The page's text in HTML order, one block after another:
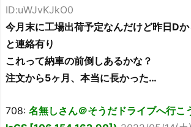
ID:uWJvKJkO0
今月末に工場出荷予定なんだけど昨日D
と連絡有り
これって納車の前倒しあるかな？
注文から5ヶ月、本当に長かった…
708: 名無しさん＠そうだドライブへ行こ